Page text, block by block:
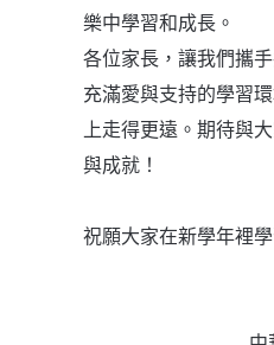
樂中學習和成長。
各位家長，讓我們攜
充滿愛與支持的學習
上走得更遠。期待與
與成就！
祝願大家在新學年裡